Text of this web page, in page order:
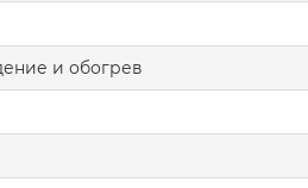
и обогрев